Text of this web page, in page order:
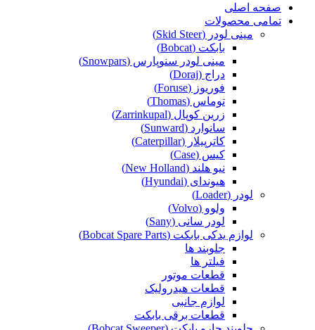
صفحه اصلی
تمامی محصولات
مینی لودر (Skid Steer)
بابکت (Bobcat)
مینی لودر سنوپارس (Snowpars)
دراج (Doraj)
فوریوز (Foruse)
توماس (Thomas)
زرین کوپال (Zarrinkupal)
سانوارد (Sunward)
کاترپیلار (Caterpillar)
کیس (Case)
نیو هلند (New Holland)
هیوندای (Hyundai)
لودر (Loader)
ولوو (Volvo)
لودر سانی (Sany)
لوازم یدکی بابکت (Bobcat Spare Parts)
جلوبند ها
فیلتر ها
قطعات موتور
قطعات هیدرولیک
لوازم جانبی
قطعات برقی بابکت